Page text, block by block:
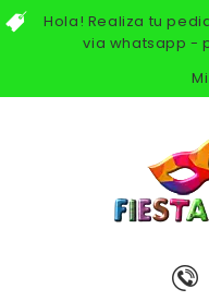
Hola! Realiza tu
via whatsapp -